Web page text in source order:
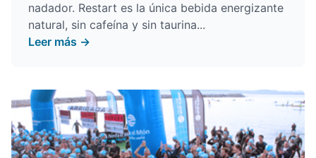
nadador. Restart es la única bebida energizante
natural, sin cafeína y sin taurina...
Leer más →